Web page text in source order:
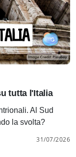
tutta l'Italia
Al Sud
la svolta?
31/07/2026